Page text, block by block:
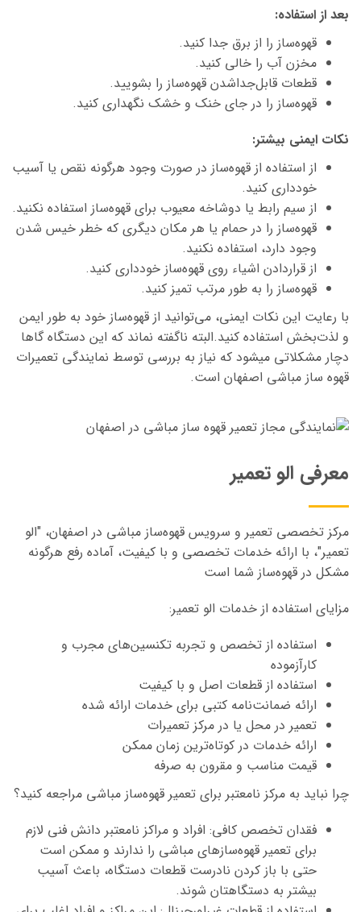
بعد از استفاده:
قهوه‌ساز را از برق جدا کنید.
مخزن آب را خالی کنید.
قطعات قابل‌جداشدن قهوه‌ساز را بشویید.
قهوه‌ساز را در جای خنک و خشک نگهداری کنید.
نکات ایمنی بیشتر:
از استفاده از قهوه‌ساز در صورت وجود هرگونه نقص یا آسیب
خودداری کنید.
از سیم رابط یا دوشاخه معیوب برای قهوه‌ساز استفاده نکنید.
قهوه‌ساز را در حمام یا هر مکان دیگری که خطر خیس شدن
وجود دارد، استفاده نکنید.
از قراردادن اشیاء روی قهوه‌ساز خودداری کنید.
قهوه‌ساز را به طور مرتب تمیز کنید.
با رعایت این نکات ایمنی، می‌توانید از قهوه‌ساز خود به طور ایمن
و لذت‌بخش استفاده کنید.البته ناگفته نماند که این دستگاه گاها
دچار مشکلاتی میشود که نیاز به بررسی توسط نمایندگی تعمیرات
قهوه ساز مباشی اصفهان است.
معرفی الو تعمیر
مرکز تخصصی تعمیر و سرویس قهوه‌ساز مباشی در اصفهان، "الو
تعمیر"، با ارائه خدمات تخصصی و با کیفیت، آماده رفع هرگونه
مشکل در قهوه‌ساز شما است
مزایای استفاده از خدمات الو تعمیر:
استفاده از تخصص و تجربه تکنسین‌های مجرب و
کارآزموده
استفاده از قطعات اصل و با کیفیت
ارائه ضمانت‌نامه کتبی برای خدمات ارائه شده
تعمیر در محل یا در مرکز تعمیرات
ارائه خدمات در کوتاه‌ترین زمان ممکن
قیمت مناسب و مقرون به صرفه
چرا نباید به مرکز نامعتبر برای تعمیر قهوه‌ساز مباشی مراجعه کنید؟
فقدان تخصص کافی: افراد و مراکز نامعتبر دانش فنی لازم
برای تعمیر قهوه‌سازهای مباشی را ندارند و ممکن است
حتی با باز کردن نادرست قطعات دستگاه، باعث آسیب
بیشتر به دستگاهتان شوند.